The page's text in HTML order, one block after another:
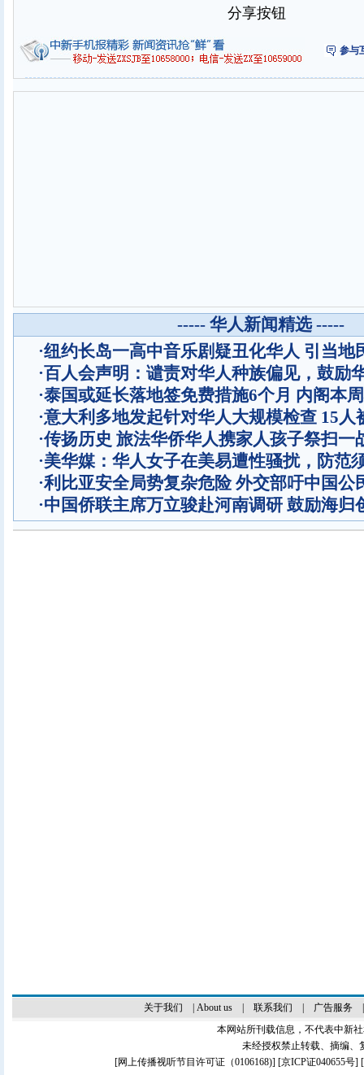
分享按钮
参与
----- 华人新闻精选 -----
·纽约长岛一高中音乐剧疑丑化华人 引当地
·百人会声明：谴责对华人种族偏见，鼓励
·泰国或延长落地签免费措施6个月 内阁本
·意大利多地发起针对华人大规模检查 15人
·传扬历史 旅法华侨华人携家人孩子祭扫一
·美华媒：华人女子在美易遭性骚扰，防范
·利比亚安全局势复杂危险 外交部吁中国公
·中国侨联主席万立骏赴河南调研 鼓励海归
关于我们 About us| 联系我们 广告服务
本网站所刊载信息，不代表中新
未经授权禁止转载、摘编、
[网上传播视听节目许可证（0106168)] [京ICP证040655号]